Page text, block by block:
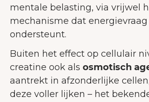
mentale belasting, via vrijwel
mechanisme dat
ondersteunt.
Buiten het effect op cellulair
creatine ook als osmotisch
aantrekt in afzonderlijke
deze voller lijken – het